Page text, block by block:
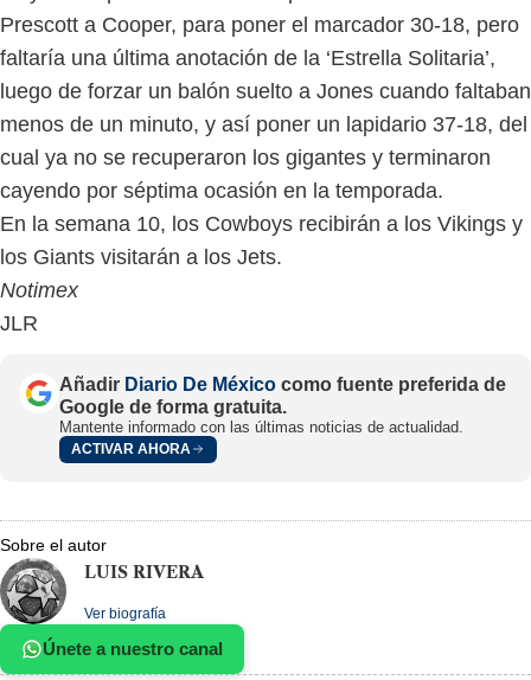
Prescott a Cooper, para poner el marcador 30-18, pero
faltaría una última anotación de la ‘Estrella Solitaria’,
luego de forzar un balón suelto a Jones cuando faltaban
menos de un minuto, y así poner un lapidario 37-18, del
cual ya no se recuperaron los gigantes y terminaron
cayendo por séptima ocasión en la temporada.
En la semana 10, los Cowboys recibirán a los Vikings y
los Giants visitarán a los Jets.
Notimex
JLR
Añadir Diario De México como fuente preferida de
Google de forma gratuita.
Mantente informado con las últimas noticias de actualidad.
ACTIVAR AHORA
Sobre el autor
LUIS RIVERA
Ver biografía
Únete a nuestro canal